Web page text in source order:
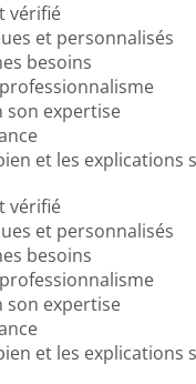
vérifié
et personnalisés
besoins
son expertise
et les explications
vérifié
et personnalisés
besoins
son expertise
et les explications